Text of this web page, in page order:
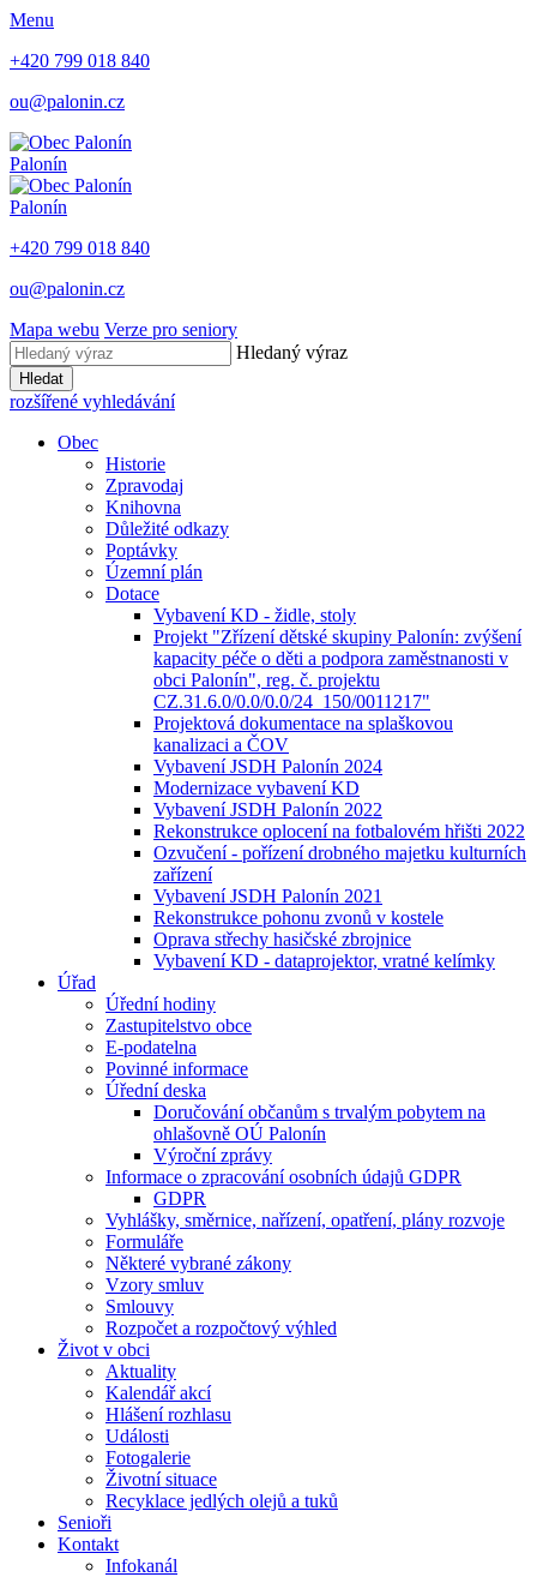
Menu
+420 799 018 840
ou@palonin.cz
Palonín
Palonín
+420 799 018 840
ou@palonin.cz
Mapa webu Verze pro seniory
Hledaný výraz
Hledat
rozšířené vyhledávání
Obec
Historie
Zpravodaj
Knihovna
Důležité odkazy
Poptávky
Územní plán
Dotace
Vybavení KD - židle, stoly
Projekt "Zřízení dětské skupiny Palonín: zvýšení
kapacity péče o děti a podpora zaměstnanosti v
obci Palonín", reg. č. projektu
CZ.31.6.0/0.0/0.0/24_150/0011217"
Projektová dokumentace na splaškovou
kanalizaci a ČOV
Vybavení JSDH Palonín 2024
Modernizace vybavení KD
Vybavení JSDH Palonín 2022
Rekonstrukce oplocení na fotbalovém hřišti 2022
Ozvučení - pořízení drobného majetku kulturních
zařízení
Vybavení JSDH Palonín 2021
Rekonstrukce pohonu zvonů v kostele
Oprava střechy hasičské zbrojnice
Vybavení KD - dataprojektor, vratné kelímky
Úřad
Úřední hodiny
Zastupitelstvo obce
E-podatelna
Povinné informace
Úřední deska
Doručování občanům s trvalým pobytem na
ohlašovně OÚ Palonín
Výroční zprávy
Informace o zpracování osobních údajů GDPR
GDPR
Vyhlášky, směrnice, nařízení, opatření, plány rozvoje
Formuláře
Některé vybrané zákony
Vzory smluv
Smlouvy
Rozpočet a rozpočtový výhled
Život v obci
Aktuality
Kalendář akcí
Hlášení rozhlasu
Události
Fotogalerie
Životní situace
Recyklace jedlých olejů a tuků
Senioři
Kontakt
Infokanál